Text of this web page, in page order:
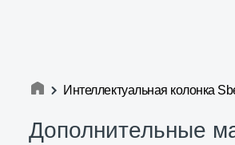
Интеллектуальная колонка
Дополнительные